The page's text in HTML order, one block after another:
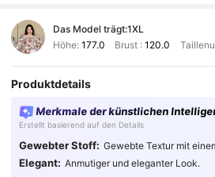
Das Model trägt:1XL
Höhe: 177.0 Brust :120.0
Produktdetails
Merkmale der künstlichen
Erstellt basierend auf den Details
Gewebter Stoff: Gewebte Textur mit
Elegant: Anmutiger und eleganter Look.